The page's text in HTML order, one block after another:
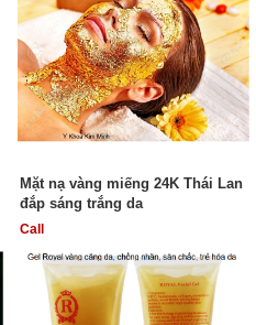
Mặt nạ vàng miếng 24K Thái Lan
đắp sáng trắng da
Call